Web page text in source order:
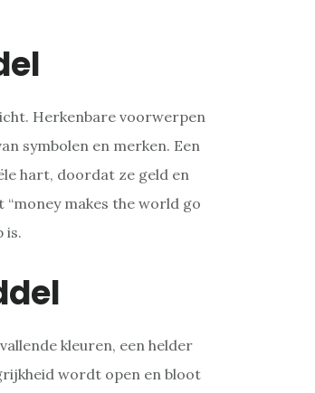
Herkenbare voorwerpen
symbolen en merken. Een
hart, doordat ze geld en
makes the world go
is.
kleuren, een helder
wordt open en bloot